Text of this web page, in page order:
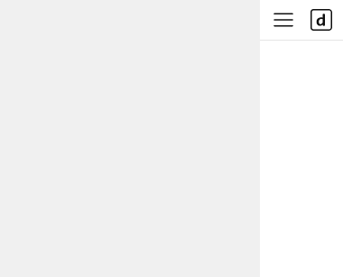
사
이
다
나
와